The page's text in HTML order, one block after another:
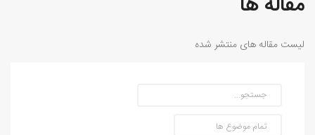
لیست مقاله های منتشر شده